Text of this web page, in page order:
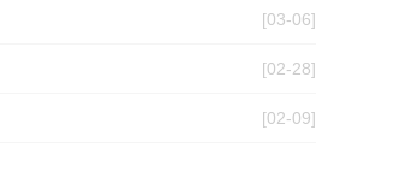
[03-06]
[02-28]
[02-09]